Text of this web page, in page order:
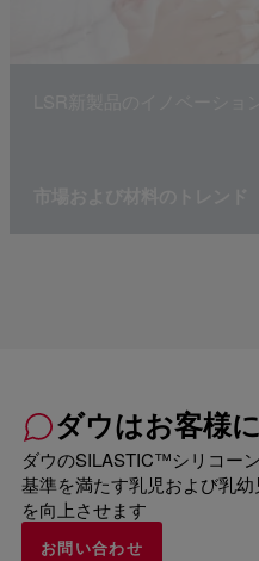
ダウはお客様
ダウのSILASTIC™シリコー
基準を満たす乳児および乳
を向上させます
お問い合わせ